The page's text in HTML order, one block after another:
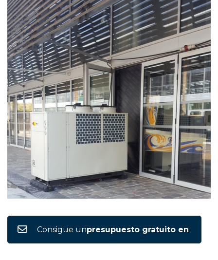
Consigue unpresupuesto gratuito en